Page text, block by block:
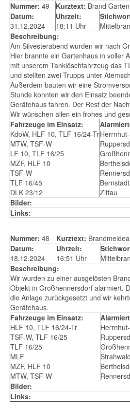
Nummer: 49 Kurztext: Brand
Datum:
31.12.2024
Uhrzeit:
18:11 Uhr
Beschreibung:
Am Silvesterabend wurden wir nach
Hier brannte ein Gartenhaus in voller
mit unserem Tanklöschfahrzeug das
und stellten zwei Trupps unter
Außerdem bauten wir eine
Stunde konnten wir den Einsatz
Gerätehaus fahren. Der Rest der
Wir wünschen allen ein frohes und
Fahrzeuge im Einsatz:
KdoW, HLF 10, TLF 16/24-Tr
MTW, TSF-W
LF 10, TLF 16/25
MZF, HLF 10
TSF-W
TLF 16/45
DLK 23/12
Bernstadt
Zittau
Bilder:
Links:
Nummer: 48 Kurztext:
Datum:
18.12.2024
Uhrzeit:
16:51 Uhr
Beschreibung:
Wir wurden zu einer ausgelösten
Objekt in Großhennersdorf alarmiert.
die Anlage zurückgesetzt und wir
Gerätehaus.
Fahrzeuge im Einsatz:
HLF 10, TLF 16/24-Tr
TSF-W, TLF 16/25
TLF 16/25
MLF
MZF, HLF 10
MTW, TSF-W
Bilder:
Links: